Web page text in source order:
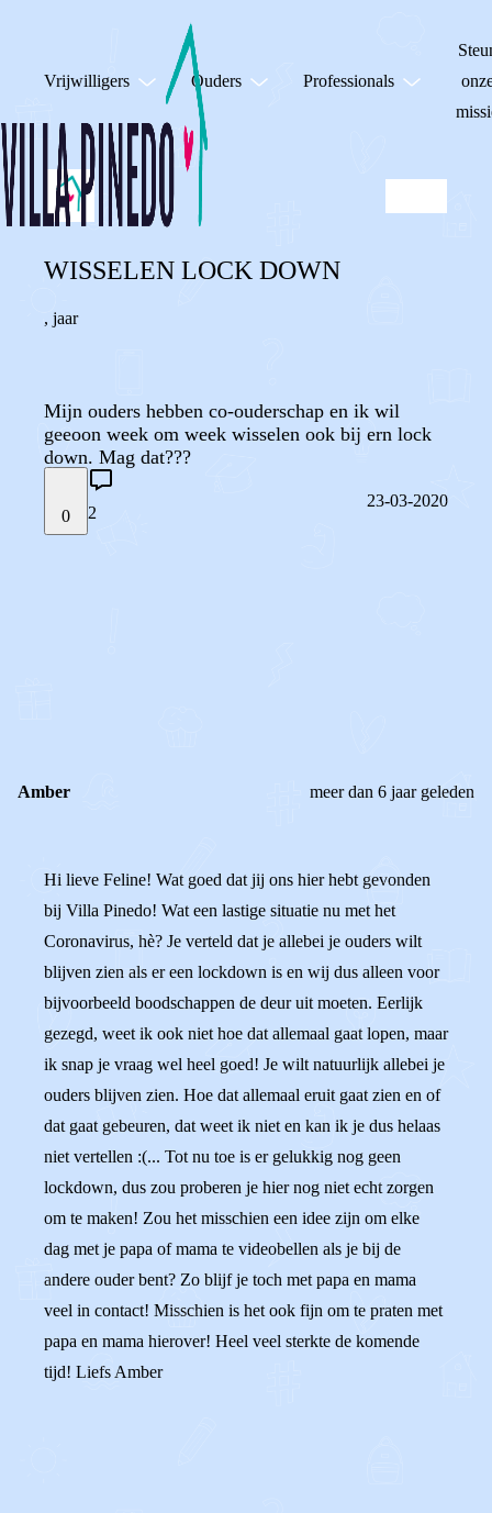
Vrijwilligers Ouders Professionals
WISSELEN LOCK DOWN
, jaar
Mijn ouders hebben co-ouderschap en ik wil
geeoon week om week wisselen ook bij ern lock
down. Mag dat???
0 2
23-03-2020
Amber meer dan 6 jaar geleden
Hi lieve Feline! Wat goed dat jij ons hier hebt gevonden
bij Villa Pinedo! Wat een lastige situatie nu met het
Coronavirus, hè? Je verteld dat je allebei je ouders wilt
blijven zien als er een lockdown is en wij dus alleen voor
bijvoorbeeld boodschappen de deur uit moeten. Eerlijk
gezegd, weet ik ook niet hoe dat allemaal gaat lopen, maar
ik snap je vraag wel heel goed! Je wilt natuurlijk allebei je
ouders blijven zien. Hoe dat allemaal eruit gaat zien en of
dat gaat gebeuren, dat weet ik niet en kan ik je dus helaas
niet vertellen :(... Tot nu toe is er gelukkig nog geen
lockdown, dus zou proberen je hier nog niet echt zorgen
om te maken! Zou het misschien een idee zijn om elke
dag met je papa of mama te videobellen als je bij de
andere ouder bent? Zo blijf je toch met papa en mama
veel in contact! Misschien is het ook fijn om te praten met
papa en mama hierover! Heel veel sterkte de komende
tijd! Liefs Amber